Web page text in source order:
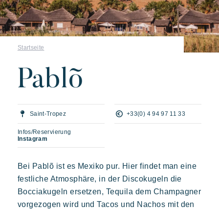
Unsere Dörfer
Prairies de la mer
Abwechslungsreich
Entdecken Sie Riviera Villages
Ein urlaub mit Riviera Villages
Die villages atmosphäre
Live the adventure
Mit der Familie genießen
Aufenthalt voller entspannung
Startseite
Pablõ
Saint-Tropez +33(0) 4 94 97 11 33
Infos/Reservierung
Instagram
Bei Pablõ ist es Mexiko pur. Hier findet man eine
festliche Atmosphäre, in der Discokugeln die
Bocciakugeln ersetzen, Tequila dem Champagner
vorgezogen wird und Tacos und Nachos mit den